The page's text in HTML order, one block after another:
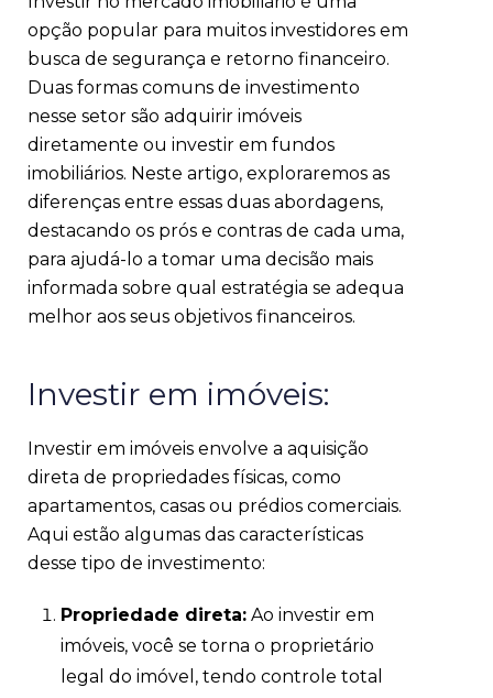
opção popular para muitos investidores em
busca de segurança e retorno financeiro.
Duas formas comuns de investimento
nesse setor são adquirir imóveis
diretamente ou investir em fundos
imobiliários. Neste artigo, exploraremos as
diferenças entre essas duas abordagens,
destacando os prós e contras de cada uma,
para ajudá-lo a tomar uma decisão mais
informada sobre qual estratégia se adequa
melhor aos seus objetivos financeiros.
Investir em imóveis:
Investir em imóveis envolve a aquisição
direta de propriedades físicas, como
apartamentos, casas ou prédios comerciais.
Aqui estão algumas das características
desse tipo de investimento:
Propriedade direta: Ao investir em
imóveis, você se torna o proprietário
legal do imóvel, tendo controle total